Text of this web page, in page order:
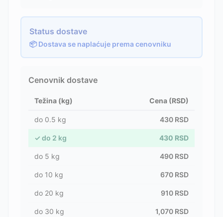
Status dostave
📦 Dostava se naplaćuje prema cenovniku
Cenovnik dostave
Težina (kg) Cena (RSD)
do 0.5 kg 430 RSD
✓ do 2 kg 430 RSD
do 5 kg 490 RSD
do 10 kg 670 RSD
do 20 kg 910 RSD
do 30 kg 1,070 RSD